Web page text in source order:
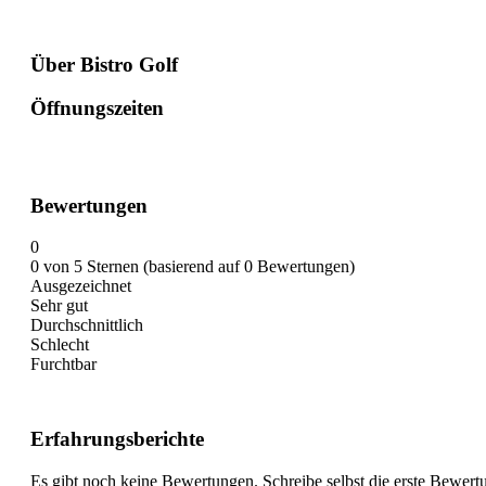
Über Bistro Golf
Öffnungszeiten
Bewertungen
0
0 von 5 Sternen (basierend auf 0 Bewertungen)
Ausgezeichnet
Sehr gut
Durchschnittlich
Schlecht
Furchtbar
Erfahrungsberichte
Es gibt noch keine Bewertungen. Schreibe selbst die erste